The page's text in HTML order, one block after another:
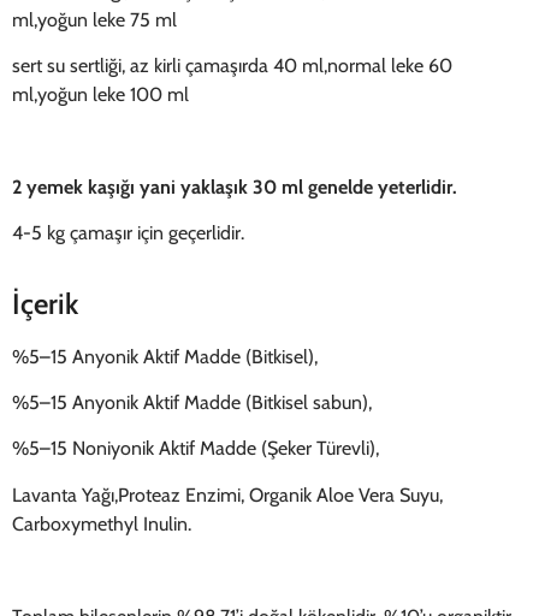
ml,yoğun leke 75 ml
sert su sertliği, az kirli çamaşırda 40 ml,normal leke 60
ml,yoğun leke 100 ml
2 yemek kaşığı yani yaklaşık 30 ml genelde yeterlidir.
4-5 kg çamaşır için geçerlidir.
İçerik
%5–15 Anyonik Aktif Madde (Bitkisel),
%5–15 Anyonik Aktif Madde (Bitkisel sabun),
%5–15 Noniyonik Aktif Madde (Şeker Türevli),
Lavanta Yağı,Proteaz Enzimi, Organik Aloe Vera Suyu,
Carboxymethyl Inulin.